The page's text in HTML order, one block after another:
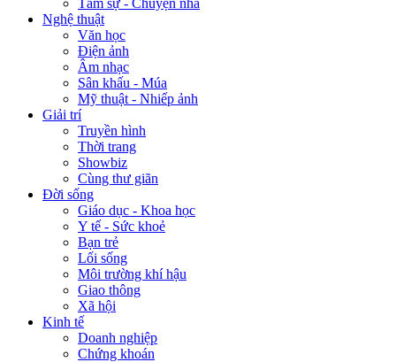
Tâm sự - Chuyện nhà
Nghệ thuật
Văn học
Điện ảnh
Âm nhạc
Sân khấu - Múa
Mỹ thuật - Nhiếp ảnh
Giải trí
Truyền hình
Thời trang
Showbiz
Cùng thư giãn
Đời sống
Giáo dục - Khoa học
Y tế - Sức khoẻ
Bạn trẻ
Lối sống
Môi trường khí hậu
Giao thông
Xã hội
Kinh tế
Doanh nghiệp
Chứng khoán